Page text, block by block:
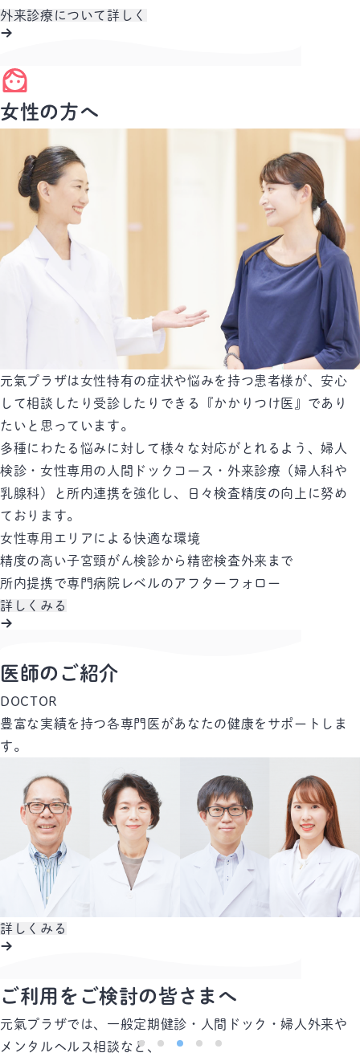
外来診療について詳しく
女性の方へ
元氣プラザは女性特有の症状や悩みを持つ患者様が、安心
して相談したり受診したりできる『かかりつけ医』であり
たいと思っています。
多種にわたる悩みに対して様々な対応がとれるよう、婦人
検診・女性専用の人間ドックコース・外来診療（婦人科や
乳腺科）と所内連携を強化し、日々検査精度の向上に努め
ております。
女性専用エリアによる快適な環境
精度の高い子宮頸がん検診から精密検査外来まで
所内提携で専門病院レベルのアフターフォロー
詳しくみる
医師のご紹介
DOCTOR
豊富な実績を持つ各専門医があなたの健康をサポートしま
す。
詳しくみる
ご利用をご検討の皆さまへ
元氣プラザでは、一般定期健診・人間ドック・婦人外来や
メンタルヘルス相談など、